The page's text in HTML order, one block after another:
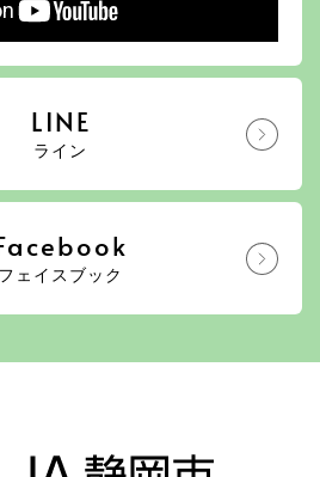
LINE
ライン
フェイスブック